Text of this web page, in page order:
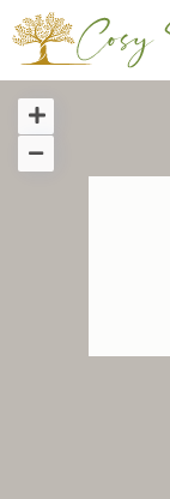
Inicio
Reservar
World’s